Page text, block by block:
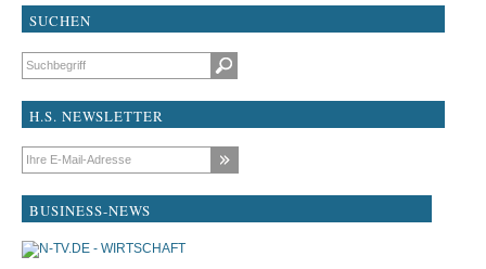
SUCHEN
Suchbegriffe
H.S. NEWSLETTER
E-Mail-Adresse
BUSINESS-NEWS